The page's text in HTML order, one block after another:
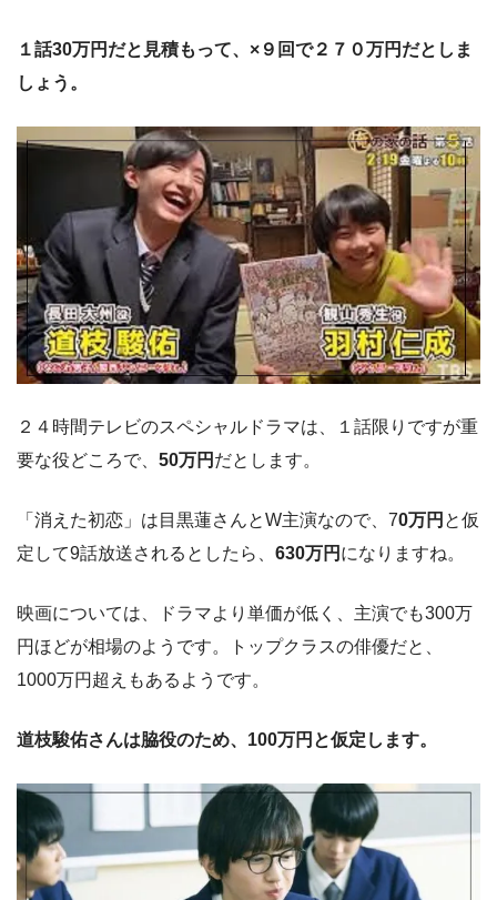
１話30万円だと見積もって、×９回で２７０万円だとしま
しょう。
２４時間テレビのスペシャルドラマは、１話限りですが重
要な役どころで、 50万円 だとします。
「消えた初恋」は目黒蓮さんとW主演なので、70万円 と仮
定して9話放送されるとしたら、 630万円 になりますね。
映画については、ドラマより単価が低く、主演でも300万
円ほどが相場のようです。トップクラスの俳優だと、
1000万円超えもあるようです。
道枝駿佑さんは脇役のため、100万円と仮定します。